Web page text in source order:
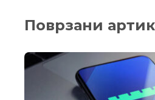
Поврзани